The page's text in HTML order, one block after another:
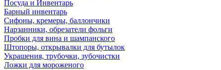
Посуда и Инвентарь
Барный инвентарь
Сифоны, кремеры, баллончики
Нарзанники, обрезатели фольги
Пробки для вина и шампанского
Штопоры, открывалки для бутылок
Украшения, трубочки, зубочистки
Ложки для мороженого